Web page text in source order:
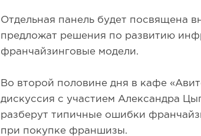
Отдельная панель будет посвящена
предложат решения по развитию
франчайзинговые модели.
Во второй половине дня в кафе
дискуссия с участием Александра
разберут типичные ошибки
при покупке франшизы.